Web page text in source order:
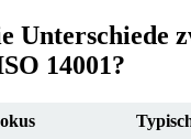
Unterschiede
14001?